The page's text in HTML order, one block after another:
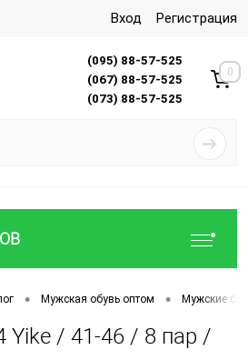
Вход Регистрация
(095) 88-57-525
(067) 88-57-525
(073) 88-57-525
0
• Мужская обувь оптом • Мужские
Yike / 41-46 / 8 пар /